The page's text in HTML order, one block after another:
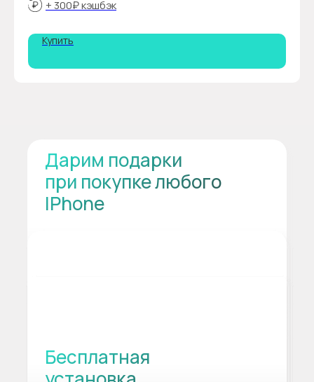
+ 300₽ кэшбэк
Купить
Дарим подарки
при покупке любого
IPhone
Бесплатная